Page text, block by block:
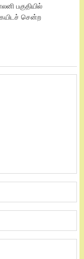
பகுதியில்
சென்ற